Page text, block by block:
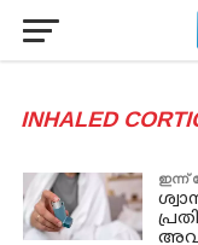
INHALED
ഇന്ന്